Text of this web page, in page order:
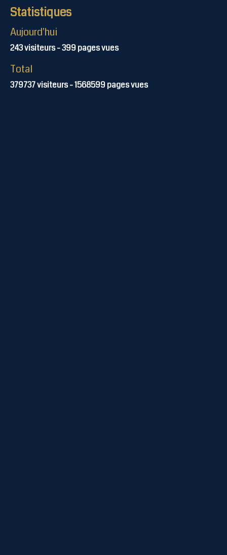
Statistiques
Aujourd'hui
243visiteurs -399pages vues
Total
379737visiteurs -1568599pages vues